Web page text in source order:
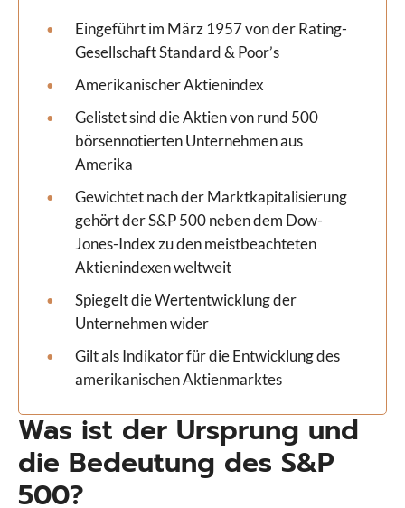
Eingeführt im März 1957 von der Rating-
Gesellschaft Standard & Poor’s
Amerikanischer Aktienindex
Gelistet sind die Aktien von rund 500
börsennotierten Unternehmen aus
Amerika
Gewichtet nach der Marktkapitalisierung
gehört der S&P 500 neben dem Dow-
Jones-Index zu den meistbeachteten
Aktienindexen weltweit
Spiegelt die Wertentwicklung der
Unternehmen wider
Gilt als Indikator für die Entwicklung des
amerikanischen Aktienmarktes
Was ist der Ursprung und
die Bedeutung des S&P
500?